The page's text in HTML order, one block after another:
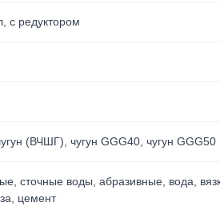
с редуктором
(ВЧШГ), чугун GGG40, чугун GGG50
сточные воды, абразивные, вода,
цемент